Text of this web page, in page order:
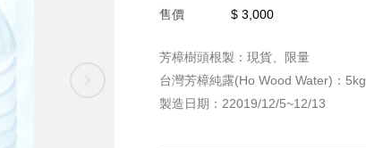
售價 $ 3,000
芳樟樹頭根製：現貨、限量
台灣芳樟純露(Ho Wood Water)：5kg
製造日期：22019/12/5~12/13